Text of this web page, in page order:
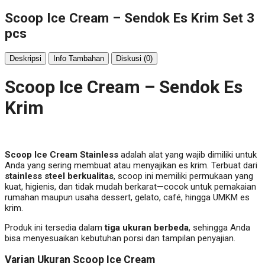
Scoop Ice Cream – Sendok Es Krim Set 3
pcs
Deskripsi Info Tambahan Diskusi (0)
Scoop Ice Cream – Sendok Es
Krim
Scoop Ice Cream Stainless adalah alat yang wajib dimiliki untuk
Anda yang sering membuat atau menyajikan es krim. Terbuat dari
stainless steel berkualitas, scoop ini memiliki permukaan yang
kuat, higienis, dan tidak mudah berkarat—cocok untuk pemakaian
rumahan maupun usaha dessert, gelato, café, hingga UMKM es
krim.
Produk ini tersedia dalamtiga ukuran berbeda, sehingga Anda
bisa menyesuaikan kebutuhan porsi dan tampilan penyajian.
Varian Ukuran Scoop Ice Cream